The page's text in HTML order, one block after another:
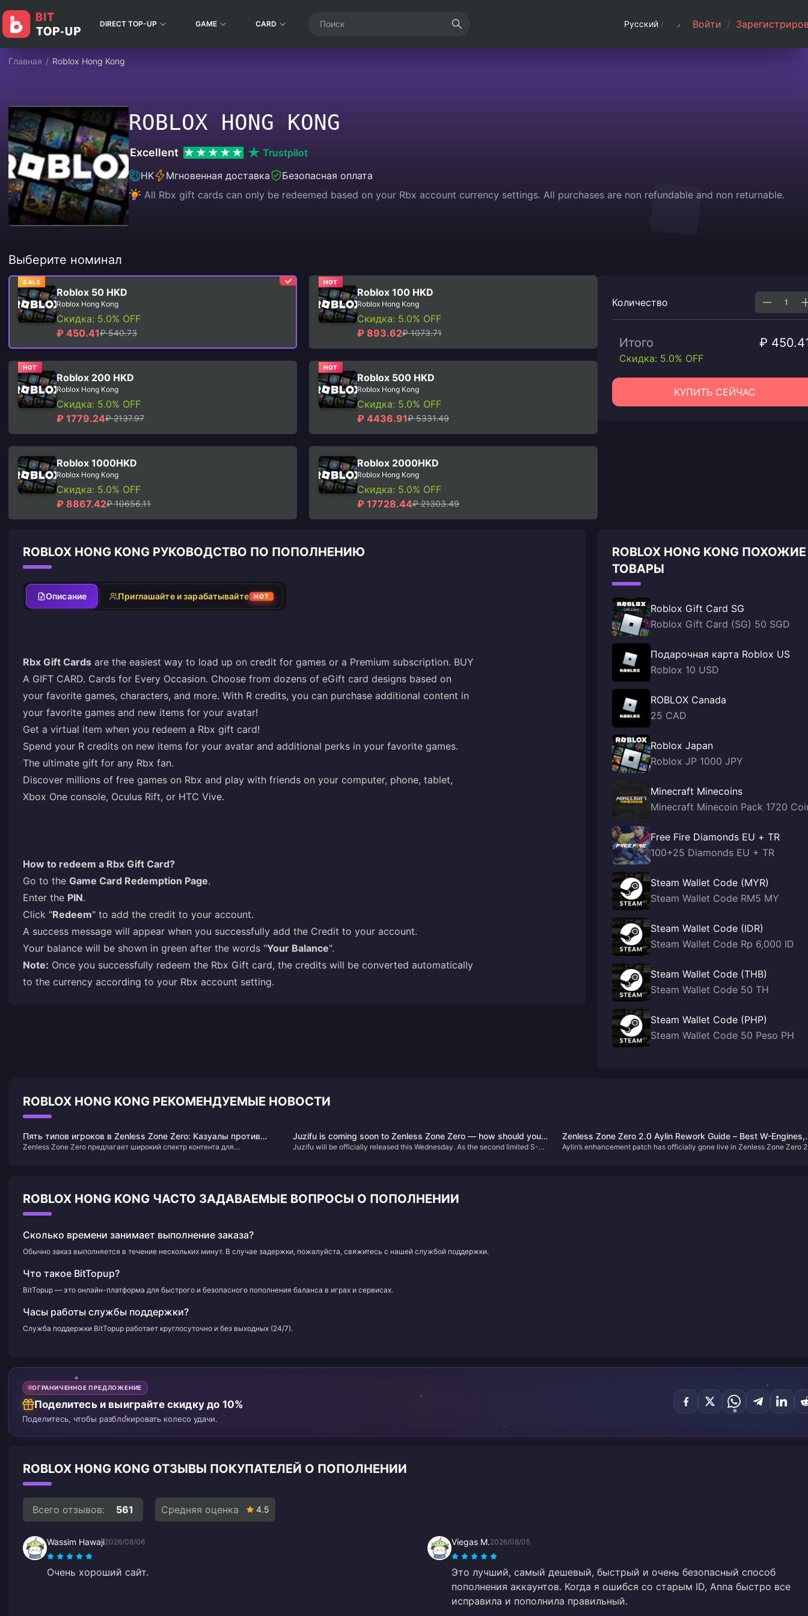
DIRECT TOP-UP GAME CARD Русский / Войти /
Главная / Roblox Hong Kong
ROBLOX HONG KONG
Excellent
Trustpilot
HK
Мгновенная доставка
Безопасная оплата
All Rbx gift cards can only be redeemed based on your Rbx account currency settings. All purchases are non refundable and non returnable.
Выберите номинал
SALE
Roblox 50 HKD
Roblox Hong Kong
Скидка: 5.0% OFF
₽ 450.41₽ 540.73
HOT
Roblox 100 HKD
Roblox Hong Kong
Скидка: 5.0% OFF
₽ 893.62₽ 1073.71
HOT
Roblox 200 HKD
Roblox Hong Kong
Скидка: 5.0% OFF
₽ 1779.24₽ 2137.97
HOT
Roblox 500 HKD
Roblox Hong Kong
Скидка: 5.0% OFF
₽ 4436.91₽ 5331.49
Roblox 1000HKD
Roblox Hong Kong
Скидка: 5.0% OFF
₽ 8867.42₽ 10656.11
Roblox 2000HKD
Roblox Hong Kong
Скидка: 5.0% OFF
₽ 17728.44₽ 21303.49
Количество
Итого ₽
Скидка: 5.0% OFF
КУПИТЬ СЕЙЧАС
ROBLOX HONG KONG РУКОВОДСТВО ПО ПОПОЛНЕНИЮ
Описание Приглашайте и зарабатывайте HOT
Rbx Gift Cards are the easiest way to load up on credit for games or a Premium subscription. BUY
A GIFT CARD. Cards for Every Occasion. Choose from dozens of eGift card designs based on
your favorite games, characters, and more. With R credits, you can purchase additional content in
your favorite games and new items for your avatar!
Get a virtual item when you redeem a Rbx gift card!
Spend your R credits on new items for your avatar and additional perks in your favorite games.
The ultimate gift for any Rbx fan.
Discover millions of free games on Rbx and play with friends on your computer, phone, tablet,
Xbox One console, Oculus Rift, or HTC Vive.
How to redeem a Rbx Gift Card?
Go to the Game Card Redemption Page.
Enter the PIN.
Click "Redeem" to add the credit to your account.
A success message will appear when you successfully add the Credit to your account.
Your balance will be shown in green after the words "Your Balance".
Note: Once you successfully redeem the Rbx Gift card, the credits will be converted automatically
to the currency according to your Rbx account setting.
ROBLOX HONG KONG ПОХОЖИЕ
ТОВАРЫ
Roblox Gift Card SG
Roblox Gift Card (SG) 50 SGD
Подарочная карта Roblox US
Roblox 10 USD
ROBLOX Canada
25 CAD
Roblox Japan
Roblox JP 1000 JPY
Minecraft Minecoins
Minecraft Minecoin Pack 1720
Free Fire Diamonds EU + TR
100+25 Diamonds EU + TR
Steam Wallet Code (MYR)
Steam Wallet Code RM5 MY
Steam Wallet Code (IDR)
Steam Wallet Code Rp 6,000 ID
Steam Wallet Code (THB)
Steam Wallet Code 50 TH
Steam Wallet Code (PHP)
Steam Wallet Code 50 Peso PH
ROBLOX HONG KONG РЕКОМЕНДУЕМЫЕ НОВОСТИ
Пять типов игроков в Zenless Zone Zero: Казуалы против
Меты — Кто ты?
Zenless Zone Zero предлагает широкий спектр контента для
Juzifu is coming soon to Zenless Zone Zero — how should you
build teams around her highly versatile Break role?
Juzifu will be officially released this Wednesday. As the second limited S-
Zenless Zone Zero 2.0 Aylin Rework Guide – Best W-Engines,
Disk Drives & Team Comps
Aylin’s enhancement patch has officially gone live in Zenless Zone Zero
ROBLOX HONG KONG ЧАСТО ЗАДАВАЕМЫЕ ВОПРОСЫ О ПОПОЛНЕНИИ
Сколько времени занимает выполнение заказа?
Обычно заказ выполняется в течение нескольких минут. В случае задержки, пожалуйста, свяжитесь с нашей службой поддержки.
Что такое BitTopup?
BitTopup — это онлайн-платформа для быстрого и безопасного пополнения баланса в играх и сервисах.
Часы работы службы поддержки?
Служба поддержки BitTopup работает круглосуточно и без выходных (24/7).
ОГРАНИЧЕННОЕ ПРЕДЛОЖЕНИЕ
Поделитесь и выиграйте скидку до 10%
Поделитесь, чтобы разблокировать колесо удачи.
ROBLOX HONG KONG ОТЗЫВЫ ПОКУПАТЕЛЕЙ О ПОПОЛНЕНИИ
Всего отзывов: 561 Средняя оценка 4.5
Wassim Hawaji2026/08/06
Очень хороший сайт.
Viegas M.2026/08/05
Это лучший, самый дешевый, быстрый и очень безопасный способ
пополнения аккаунтов. Когда я ошибся со старым ID, Anna быстро все
исправила и пополнила правильный.